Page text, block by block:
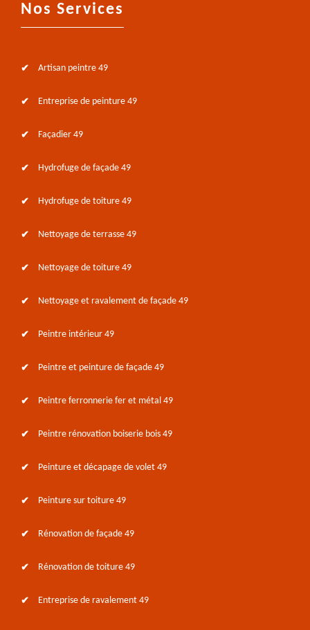
Nos Services
Artisan peintre 49
Entreprise de peinture 49
Façadier 49
Hydrofuge de façade 49
Hydrofuge de toiture 49
Nettoyage de terrasse 49
Nettoyage de toiture 49
Nettoyage et ravalement de façade 49
Peintre intérieur 49
Peintre et peinture de façade 49
Peintre ferronnerie fer et métal 49
Peintre rénovation boiserie bois 49
Peinture et décapage de volet 49
Peinture sur toiture 49
Rénovation de façade 49
Rénovation de toiture 49
Entreprise de ravalement 49